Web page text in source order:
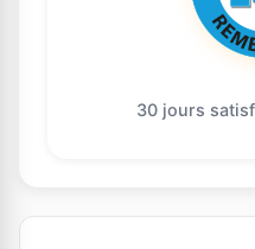
30 jours